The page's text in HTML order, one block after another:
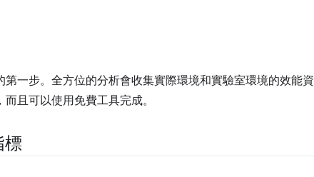
一步。全方位的分析會收集實際環境和實驗室環境的效能資
且可以使用免費工具完成。
標